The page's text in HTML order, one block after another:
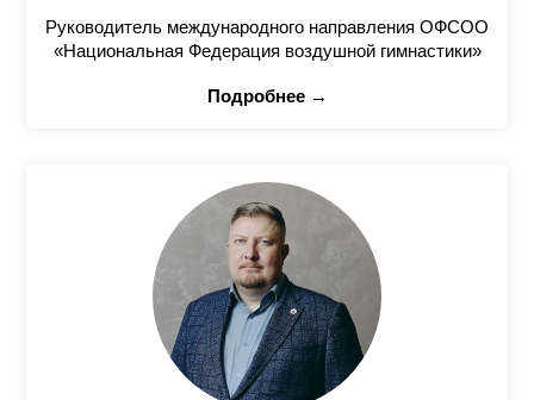
Руководитель международного направления ОФСОО
«Национальная Федерация воздушной гимнастики»
Подробнее →